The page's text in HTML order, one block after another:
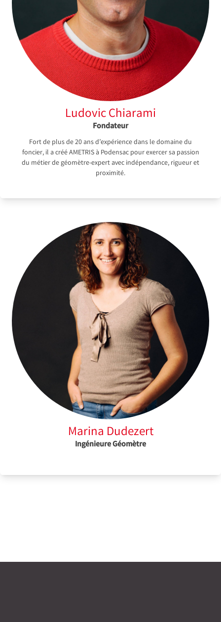
Ludovic Chiarami
Fondateur
Fort de plus de 20 ans d’expérience dans le domaine du
foncier, il a créé AMETRIS à Podensac pour exercer sa passion
du métier de géomètre-expert avec indépendance, rigueur et
proximité.
Marina Dudezert
Ingénieure Géomètre